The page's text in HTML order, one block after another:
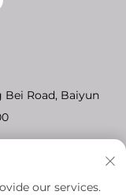
Bei Road, Baiyun
our services.